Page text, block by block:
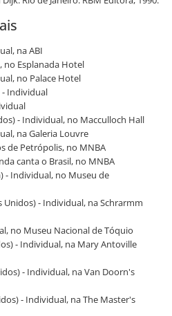
na ABI
no Esplanada Hotel
no Palace Hotel
- Individual
- Individual, no Macculloch Hall
na Galeria Louvre
de Petrópolis, no MNBA
canta o Brasil, no MNBA
- Individual, no Museu de
Unidos) - Individual, na Schrarmm
no Museu Nacional de Tóquio
- Individual, na Mary Antoville
- Individual, na Van Doorn's
- Individual, na The Master's